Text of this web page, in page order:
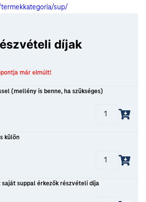
sup/
díjak
már elmúlt!
(mellény is benne, ha szükséges)
külön
suppal érkezők részvételi díja